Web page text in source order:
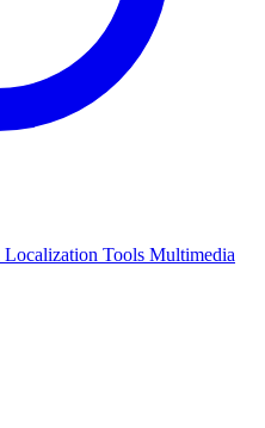
Localization Tools Multimedia